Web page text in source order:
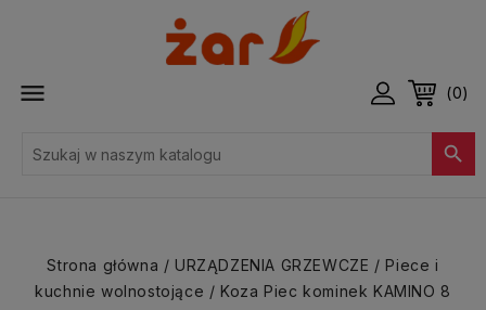
 (0)

Strona główna URZĄDZENIA GRZEWCZE
Piece i
kuchnie wolnostojące
Koza Piec kominek KAMINO 8